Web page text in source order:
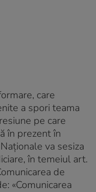
care
a spori teama
pe care
în prezent în
va sesiza
în temeiul art.
de
«Comunicarea